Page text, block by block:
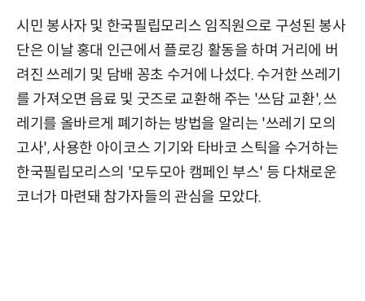
시민 봉사자 및 한국필립모리스 임직원으로 구성된 봉사
단은 이날 홍대 인근에서 플로깅 활동을 하며 거리에 버
려진 쓰레기 및 담배 꽁초 수거에 나섰다. 수거한 쓰레기
를 가져오면 음료 및 굿즈로 교환해 주는 '쓰담 교환', 쓰
레기를 올바르게 폐기하는 방법을 알리는 '쓰레기 모의
고사', 사용한 아이코스 기기와 타바코 스틱을 수거하는
한국필립모리스의 '모두모아 캠페인 부스' 등 다채로운
코너가 마련돼 참가자들의 관심을 모았다.